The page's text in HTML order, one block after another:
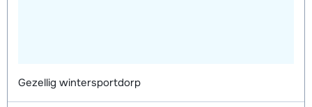
Gezellig wintersportdorp